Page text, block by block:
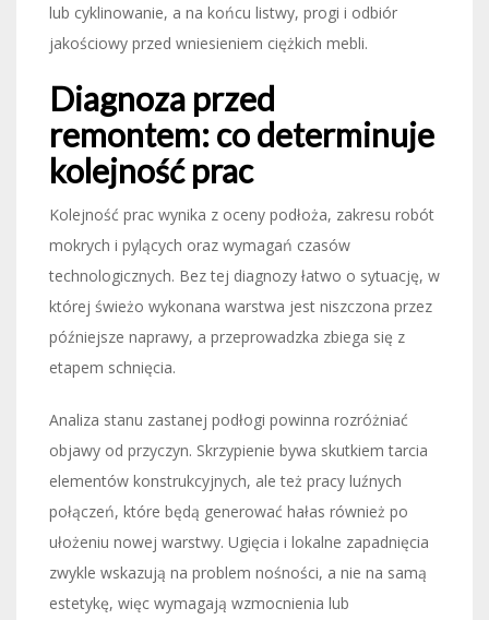
lub cyklinowanie, a na końcu listwy, progi i odbiór
jakościowy przed wniesieniem ciężkich mebli.
Diagnoza przed
remontem: co determinuje
kolejność prac
Kolejność prac wynika z oceny podłoża, zakresu robót
mokrych i pylących oraz wymagań czasów
technologicznych. Bez tej diagnozy łatwo o sytuację, w
której świeżo wykonana warstwa jest niszczona przez
późniejsze naprawy, a przeprowadzka zbiega się z
etapem schnięcia.
Analiza stanu zastanej podłogi powinna rozróżniać
objawy od przyczyn. Skrzypienie bywa skutkiem tarcia
elementów konstrukcyjnych, ale też pracy luźnych
połączeń, które będą generować hałas również po
ułożeniu nowej warstwy. Ugięcia i lokalne zapadnięcia
zwykle wskazują na problem nośności, a nie na samą
estetykę, więc wymagają wzmocnienia lub